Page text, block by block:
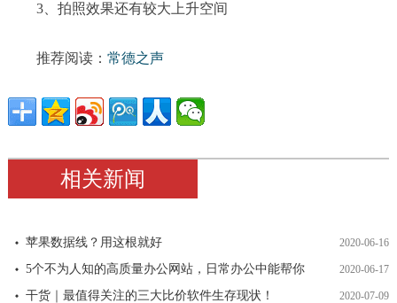
3、拍照效果还有较大上升空间
推荐阅读： 常德之声
相关新闻
苹果数据线？用这根就好 2020-06-16
5个不为人知的高质量办公网站，日常办公中能帮你 2020-06-17
干货｜最值得关注的三大比价软件生存现状！ 2020-07-09